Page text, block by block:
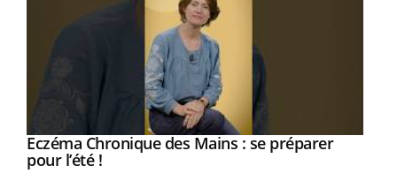
Youtube
Eczéma Chronique des Mains : se préparer
pour l’été !Youtube